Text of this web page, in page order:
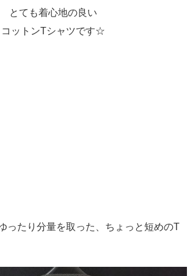
とても着心地の良い
コットンTシャツです☆
ったり分量を取った、ちょっと短めのT